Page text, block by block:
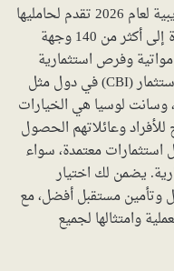
أفضل جوازات السفر الكاريبية لعام 2026 تقدم لحامليها
مزايا استثنائية تشمل السفر بدون تأشيرة إلى أكثر من 140 وجهة
مواتية وفرص استثمارية
واعدة. تُعد برامج الجنسية عن طريق الاستثمار (CBI) في دول مثل
وسانت لوسيا هي الخيارات
للأفراد وعائلاتهم الحصول
معتمدة، سواء
يضمن لك اختيار
وتأمين مستقبل أفضل، مع
وامتثالها لجميع